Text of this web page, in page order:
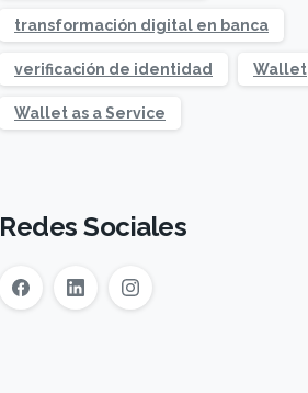
transformación digital en banca
verificación de identidad Wallet
Wallet as a Service
Redes Sociales